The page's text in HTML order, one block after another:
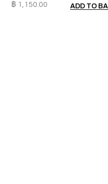
฿ 1,150.00 ADD TO